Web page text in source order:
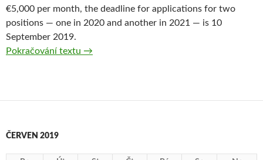
€5,000 per month, the deadline for applications for two
positions — one in 2020 and another in 2021 — is 10
September 2019.
Pokračování textu HEIDELBERG INSTITUTE FOR
→
ČERVEN 2019